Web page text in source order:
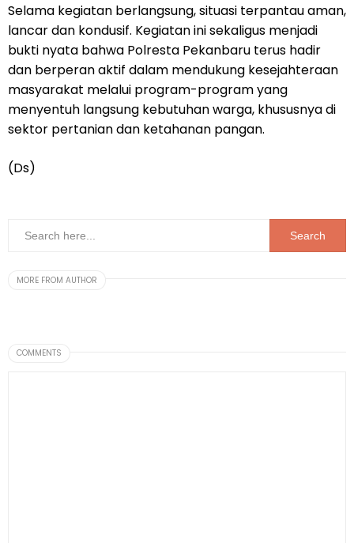
Selama kegiatan berlangsung, situasi terpantau aman,
lancar dan kondusif. Kegiatan ini sekaligus menjadi
bukti nyata bahwa Polresta Pekanbaru terus hadir
dan berperan aktif dalam mendukung kesejahteraan
masyarakat melalui program-program yang
menyentuh langsung kebutuhan warga, khususnya di
sektor pertanian dan ketahanan pangan.
(Ds)
MORE FROM AUTHOR
COMMENTS